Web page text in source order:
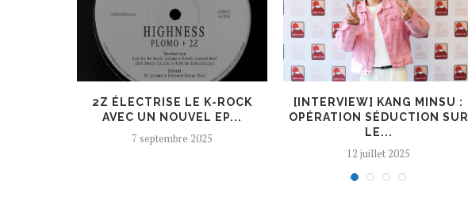
2Z ÉLECTRISE LE K-ROCK
AVEC UN NOUVEL EP...
7 septembre 2025
[INTERVIEW] KANG MINSU :
OPÉRATION SÉDUCTION SUR
LE...
12 juillet 2025